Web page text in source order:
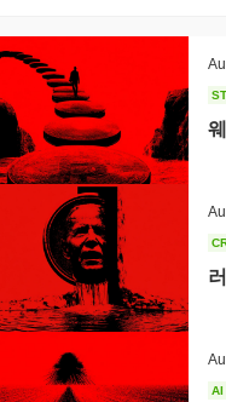
AI